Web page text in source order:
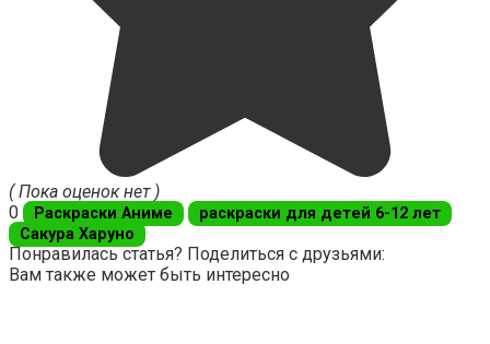
( Пока оценок нет )
0
Раскраски Аниме
раскраски для детей 6-12 лет
Сакура Харуно
Понравилась статья? Поделиться с друзьями:
Вам также может быть интересно